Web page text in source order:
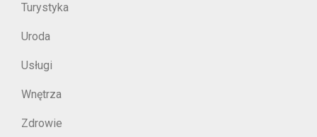
Turystyka
Uroda
Usługi
Wnętrza
Zdrowie